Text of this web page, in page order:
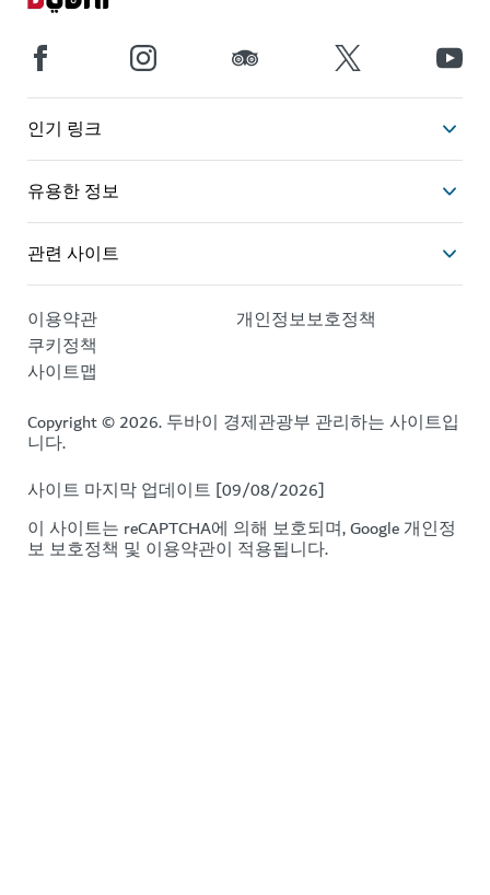
인기 링크
유용한 정보
관련 사이트
이용약관
개인정보보호정책
쿠키정책
사이트맵
Copyright © 2026. 두바이 경제관광부 관리하는 사이트입
니다.
사이트 마지막 업데이트 [09/08/2026]
이 사이트는 reCAPTCHA에 의해 보호되며, Google개인정
보 보호정책 및 이용약관이 적용됩니다.